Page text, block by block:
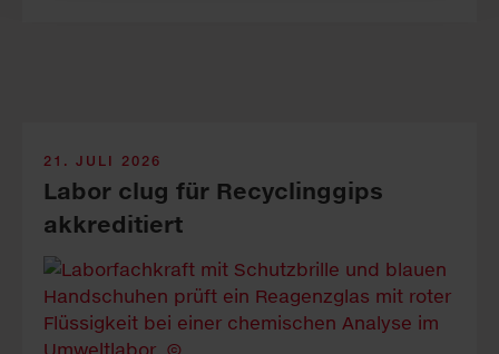
21. JULI 2026
Labor clug für Recyclinggips
akkreditiert